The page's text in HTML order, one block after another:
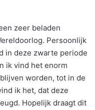
zeer beladen
Persoonlijk
in deze zwarte periode
ik vind het enorm
worden, tot in de
ik het, dat deze
Hopelijk draagt dit